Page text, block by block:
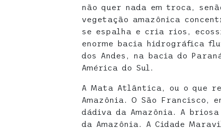
não quer nada em troca,
vegetação amazônica
se espalha e cria rios,
enorme bacia hidrográfica
dos Andes, na bacia do
América do Sul.
A Mata Atlântica, ou o que
Amazônia. O São Francisco,
dádiva da Amazônia. A
da Amazônia. A Cidade